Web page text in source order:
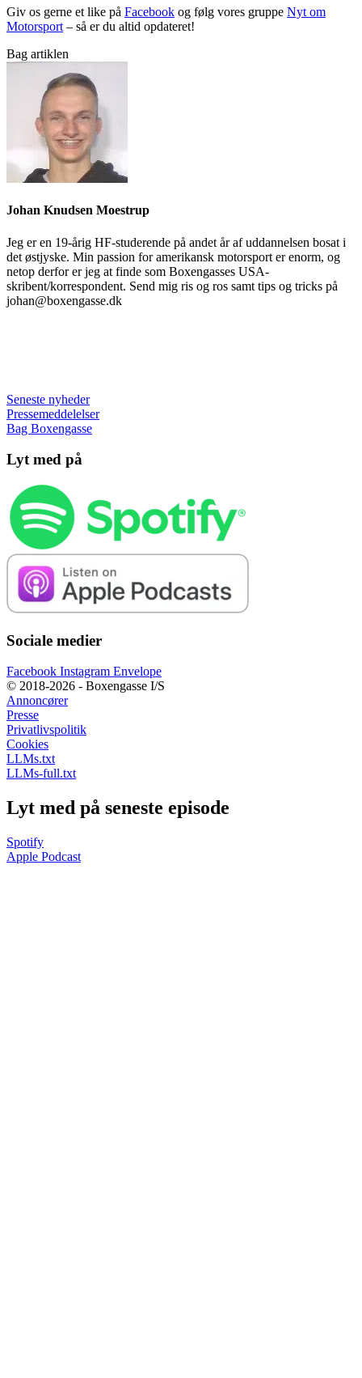
Giv os gerne et like på Facebook og følg vores gruppe Nyt om
Motorsport – så er du altid opdateret!
Bag artiklen
Johan Knudsen Moestrup
Jeg er en 19-årig HF-studerende på andet år af uddannelsen bosat i
det østjyske. Min passion for amerikansk motorsport er enorm, og
netop derfor er jeg at finde som Boxengasses USA-
skribent/korrespondent. Send mig ris og ros samt tips og tricks på
johan@boxengasse.dk
Seneste nyheder
Pressemeddelelser
Bag Boxengasse
Lyt med på
Sociale medier
Facebook Instagram Envelope
© 2018-2026 - Boxengasse I/S
Annoncører
Presse
Privatlivspolitik
Cookies
LLMs.txt
LLMs-full.txt
Lyt med på seneste episode
Spotify
Apple Podcast